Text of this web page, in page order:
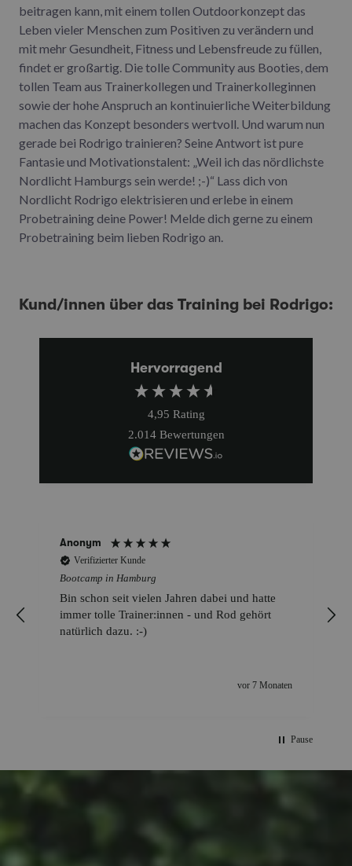
beitragen kann, mit einem tollen Outdoorkonzept das
Leben vieler Menschen zum Positiven zu verändern und
mit mehr Gesundheit, Fitness und Lebensfreude zu füllen,
findet er großartig. Die tolle Community aus Booties, dem
tollen Team aus Trainerkollegen und Trainerkolleginnen
sowie der hohe Anspruch an kontinuierliche Weiterbildung
machen das Konzept besonders wertvoll. Und warum nun
gerade bei Rodrigo trainieren? Seine Antwort ist pure
Fantasie und Motivationstalent: „Weil ich das nördlichste
Nordlicht Hamburgs sein werde! ;-)“ Lass dich von
Nordlicht Rodrigo elektrisieren und erlebe in einem
Probetraining deine Power! Melde dich gerne zu einem
Probetraining beim lieben Rodrigo an.
Kund/innen über das Training bei Rodrigo:
Hervorragend
4,95 Rating
2.014 Bewertungen
Anonym
Verifizierter Kunde
Bootcamp in Hamburg
Bin schon seit vielen Jahren dabei und hatte
immer tolle Trainer:innen - und Rod gehört
natürlich dazu. :-)
vor 7 Monaten
Pause